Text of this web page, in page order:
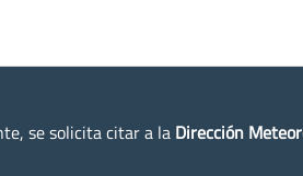
se solicita citar a la Dirección